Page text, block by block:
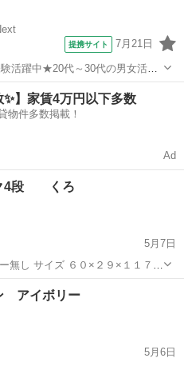
提携サイト 7月21日
活躍中★20代～30代の男女活躍
負担！マイカー通勤OK！無料駐
津町》 人気の工場のお
✨】家賃4万円以下多数
物件多数掲載！
Ad
ク4段 くろ
5月7日
し サイズ ６０×２９×１１７０
スター
アイボリー
5月6日